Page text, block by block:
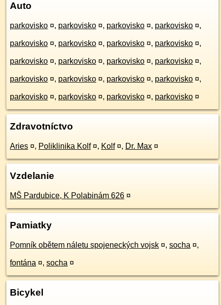
Auto
parkovisko ¤, parkovisko ¤, parkovisko ¤, parkovisko ¤,
parkovisko ¤, parkovisko ¤, parkovisko ¤, parkovisko ¤,
parkovisko ¤, parkovisko ¤, parkovisko ¤, parkovisko ¤,
parkovisko ¤, parkovisko ¤, parkovisko ¤, parkovisko ¤,
parkovisko ¤, parkovisko ¤, parkovisko ¤, parkovisko ¤
Zdravotníctvo
Aries ¤, Poliklinika Kolf ¤, Kolf ¤, Dr. Max ¤
Vzdelanie
MŠ Pardubice, K Polabinám 626 ¤
Pamiatky
Pomník obětem náletu spojeneckých vojsk ¤, socha ¤,
fontána ¤, socha ¤
Bicykel